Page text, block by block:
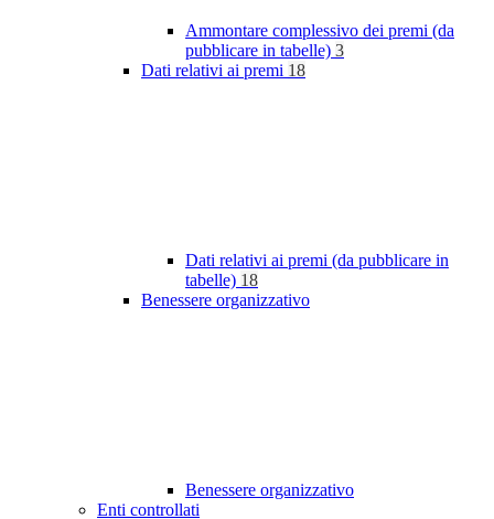
Ammontare complessivo dei premi (da
pubblicare in tabelle) 3
Dati relativi ai premi 18
Dati relativi ai premi (da pubblicare in
tabelle) 18
Benessere organizzativo
Benessere organizzativo
Enti controllati